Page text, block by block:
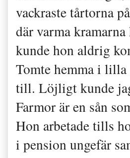
vackraste tårtorna
där varma
kunde hon aldrig
Tomte hemma i
till. Löjligt kunde
Farmor är en sån
Hon arbetade tills
i pension ungefär